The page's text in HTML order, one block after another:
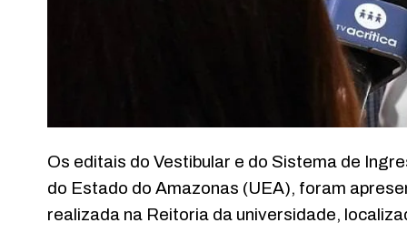
Os editais do Vestibular e do Sistema de
do Estado do Amazonas (UEA), foram
realizada na Reitoria da universidade,